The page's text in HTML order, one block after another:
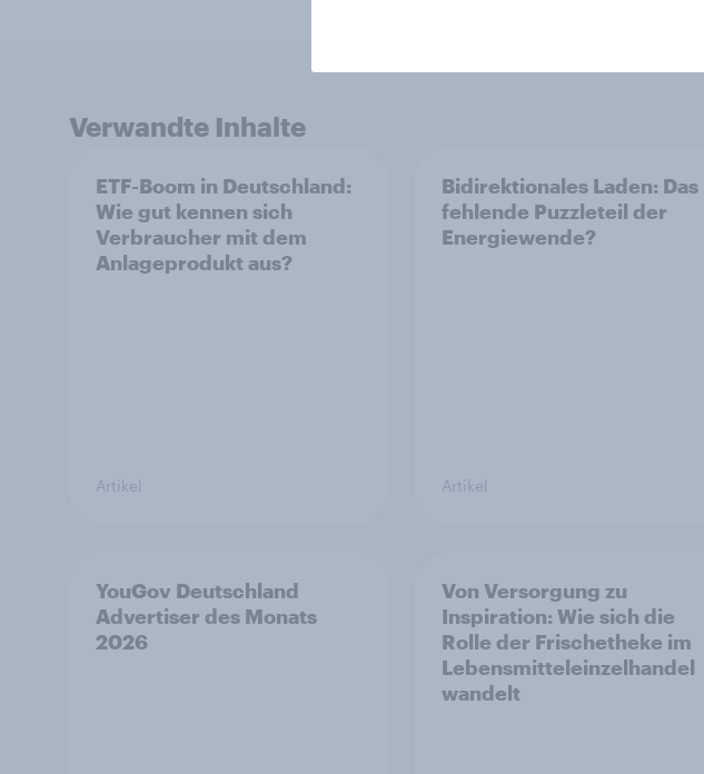
Verwandte Inhalte
ETF-Boom in Deutschland:
Wie gut kennen sich
Verbraucher mit dem
Anlageprodukt aus?
Artikel
Bidirektionales Laden: Das
fehlende Puzzleteil der
Energiewende?
Artikel
YouGov Deutschland
Advertiser des Monats
2026
Von Versorgung zu
Inspiration: Wie sich die
Rolle der Frischetheke im
Lebensmitteleinzelhandel
wandelt